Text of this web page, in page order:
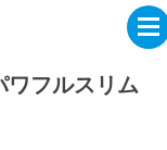
ワフルスリム